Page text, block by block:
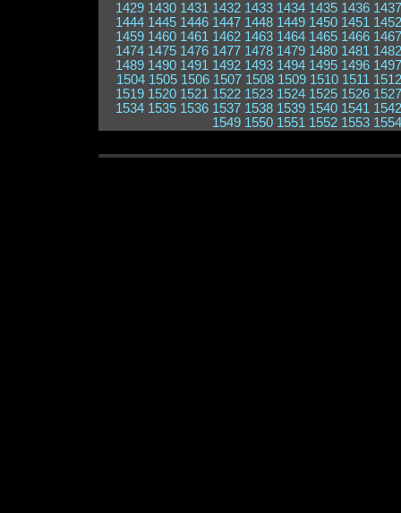
1429 1430 1431 1432 1433 1434 1435 1436 1437
1444 1445 1446 1447 1448 1449 1450 1451 1452
1459 1460 1461 1462 1463 1464 1465 1466 1467
1474 1475 1476 1477 1478 1479 1480 1481 1482
1489 1490 1491 1492 1493 1494 1495 1496 1497
1504 1505 1506 1507 1508 1509 1510 1511 1512
1519 1520 1521 1522 1523 1524 1525 1526 1527
1534 1535 1536 1537 1538 1539 1540 1541 1542
1549 1550 1551 1552 1553 1554